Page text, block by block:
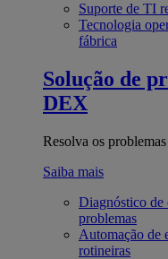
Suporte de TI
Tecnologia
fábrica
Solução de
DEX
Resolva os
Saiba mais
Diagnóstico de
problemas
Automação de
rotineiras